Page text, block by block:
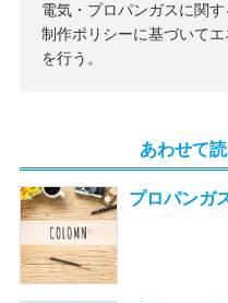
電気・プロパンガスに関
制作ポリシーに基づいて
を行う。
あわせて
プロパンガ